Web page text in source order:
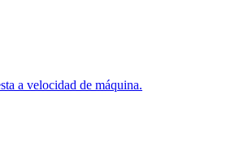
a velocidad de máquina.